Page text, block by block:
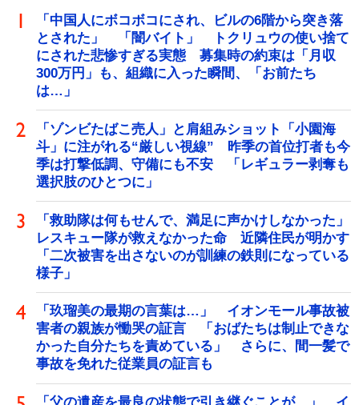
「中国人にボコボコにされ、ビルの6階から突き落
とされた」 「闇バイト」 トクリュウの使い捨て
にされた悲惨すぎる実態 募集時の約束は「月収
300万円」も、組織に入った瞬間、「お前たち
は…」
「ゾンビたばこ売人」と肩組みショット「小園海
斗」に注がれる“厳しい視線” 昨季の首位打者も今
季は打撃低調、守備にも不安 「レギュラー剥奪も
選択肢のひとつに」
「救助隊は何もせんで、満足に声かけしなかった」
レスキュー隊が救えなかった命 近隣住民が明かす
「二次被害を出さないのが訓練の鉄則になっている
様子」
「玖瑠美の最期の言葉は…」 イオンモール事故被
害者の親族が慟哭の証言 「おばたちは制止できな
かった自分たちを責めている」 さらに、間一髪で
事故を免れた従業員の証言も